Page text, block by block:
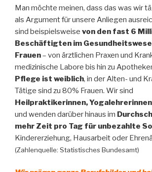
Man möchte meinen, dass das was wir
als Argument für unsere Anliegen
sind beispielsweise von den fast 6
Beschäftigten im
Frauen– von ärztlichen Praxen und
medizinische Labore bis hin zu
Pflege ist weiblich, in der Alten- und
Tätige sind zu 80% Frauen. Wir sind
Heilpraktikerinnen, Yogalehrerinnen
und wenden darüber hinaus im
mehr Zeit pro Tag für unbezahlte
Kindererziehung, Hausarbeit oder
(Zahlenquelle: Statistisches Bundesamt)